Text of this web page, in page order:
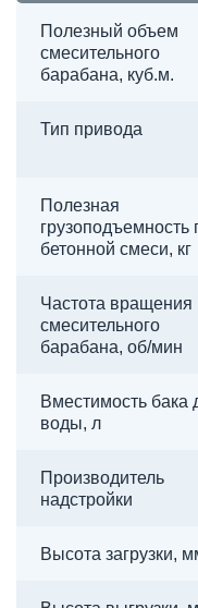
Полезный объем
смесительного
барабана, куб.м.
Тип привода
Полезная
грузоподъемность
бетонной смеси, кг
Частота вращения
смесительного
барабана, об/мин
Вместимость бака
воды, л
Производитель
надстройки
Высота загрузки,